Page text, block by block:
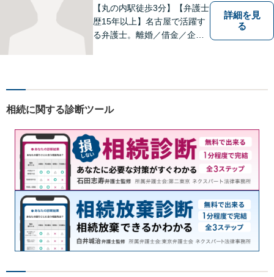
談対応】
【丸の内駅徒歩3分】【弁護士
歴15年以上】名古屋で活躍す
る弁護士。離婚／借金／企業
談ください。皆様の明るい未
ます。
詳細を見
る
相続に関する診断ツール